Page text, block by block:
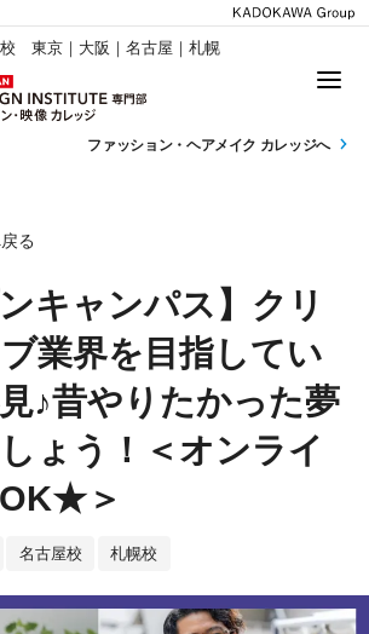
東京｜大阪｜名古屋｜札幌
ファッション・ ヘアメイク カレッジへ
る
ンキャンパス】クリ
業界を目指してい
♪昔やりたかった夢
ょう！＜オンライ
＞
名古屋校 札幌校